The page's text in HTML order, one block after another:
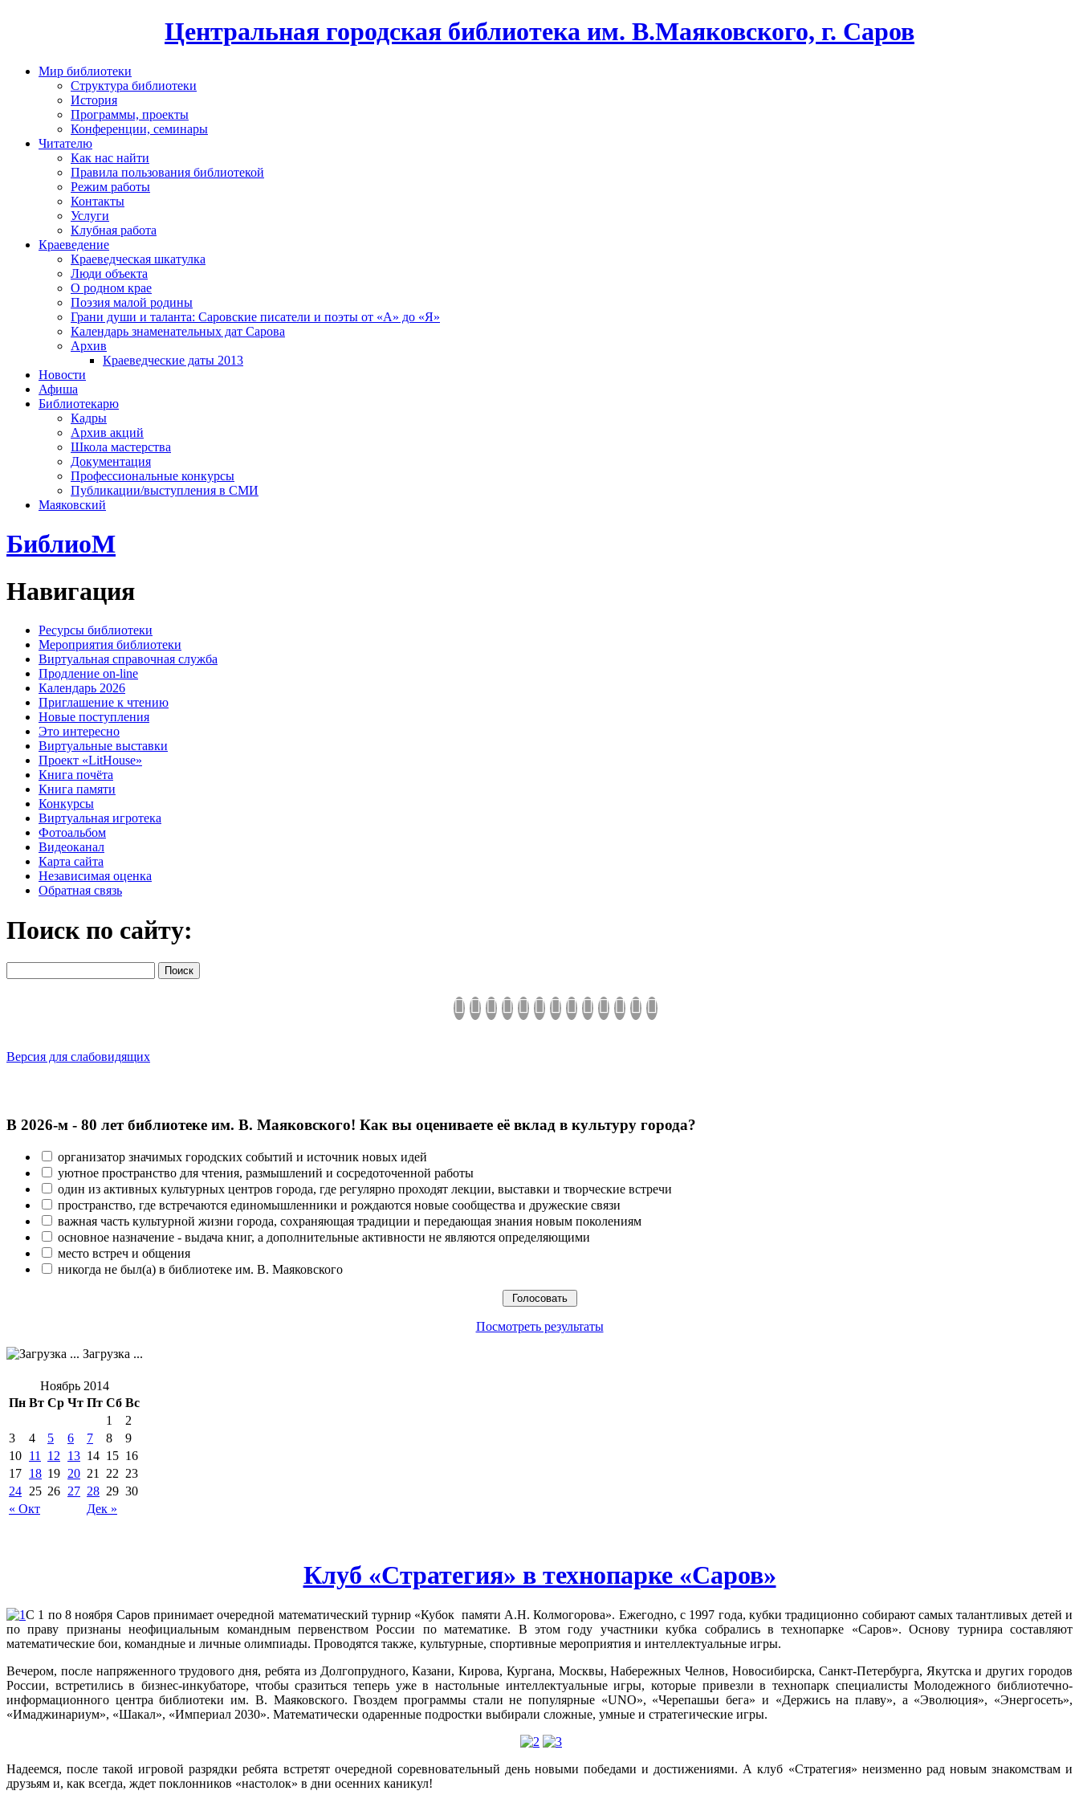
Центральная городская библиотека им. В.Маяковского, г. Саров
Мир библиотеки
Структура библиотеки
История
Программы, проекты
Конференции, семинары
Читателю
Как нас найти
Правила пользования библиотекой
Режим работы
Контакты
Услуги
Клубная работа
Краеведение
Краеведческая шкатулка
Люди объекта
О родном крае
Поэзия малой родины
Грани души и таланта: Саровские писатели и поэты от «А» до «Я»
Календарь знаменательных дат Сарова
Архив
Краеведческие даты 2013
Новости
Афиша
Библиотекарю
Кадры
Архив акций
Школа мастерства
Документация
Профессиональные конкурсы
Публикации/выступления в СМИ
Маяковский
БиблиоМ
Навигация
Ресурсы библиотеки
Мероприятия библиотеки
Виртуальная справочная служба
Продление on-line
Календарь 2026
Приглашение к чтению
Новые поступления
Это интересно
Виртуальные выставки
Проект «LitHouse»
Книга почёта
Книга памяти
Конкурсы
Виртуальная игротека
Фотоальбом
Видеоканал
Карта сайта
Независимая оценка
Обратная связь
Поиск по сайту:
Версия для слабовидящих
В 2026‑м - 80 лет библиотеке им. В. Маяковского! Как вы оцениваете её вклад в культуру города?
организатор значимых городских событий и источник новых идей
уютное пространство для чтения, размышлений и сосредоточенной работы
один из активных культурных центров города, где регулярно проходят лекции, выставки и творческие встречи
пространство, где встречаются единомышленники и рождаются новые сообщества и дружеские связи
важная часть культурной жизни города, сохраняющая традиции и передающая знания новым поколениям
основное назначение - выдача книг, а дополнительные активности не являются определяющими
место встреч и общения
никогда не был(а) в библиотеке им. В. Маяковского
Посмотреть результаты
Загрузка ...
Ноябрь 2014
Пн Вт Ср Чт Пт Сб Вс
« Окт Дек »
1
2
3
4 5 6 7 8
9
10 11 12 13 14 15 16
17 18 19 20 21 22 23
24 25 26 27 28 29 30
Клуб «Стратегия» в технопарке «Саров»
С 1 по 8 ноября Саров принимает очередной математический турнир «Кубок памяти А.Н. Колмогорова». Ежегодно, с 1997 года, кубки традиционно собирают самых талантливых детей и
по праву признаны неофициальным командным первенством России по математике. В этом году участники кубка собрались в технопарке «Саров». Основу турнира составляют
математические бои, командные и личные олимпиады. Проводятся также, культурные, спортивные мероприятия и интеллектуальные игры.
Вечером, после напряженного трудового дня, ребята из Долгопрудного, Казани, Кирова, Кургана, Москвы, Набережных Челнов, Новосибирска, Санкт-Петербурга, Якутска и других городов
России, встретились в бизнес-инкубаторе, чтобы сразиться теперь уже в настольные интеллектуальные игры, которые привезли в технопарк специалисты Молодежного библиотечно-
информационного центра библиотеки им. В. Маяковского. Гвоздем программы стали не популярные «UNO», «Черепашьи бега» и «Держись на плаву», а «Эволюция», «Энергосеть»,
«Имаджинариум», «Шакал», «Империал 2030». Математически одаренные подростки выбирали сложные, умные и стратегические игры.
Надеемся, после такой игровой разрядки ребята встретят очередной соревновательный день новыми победами и достижениями. А клуб «Стратегия» неизменно рад новым знакомствам и
друзьям и, как всегда, ждет поклонников «настолок» в дни осенних каникул!